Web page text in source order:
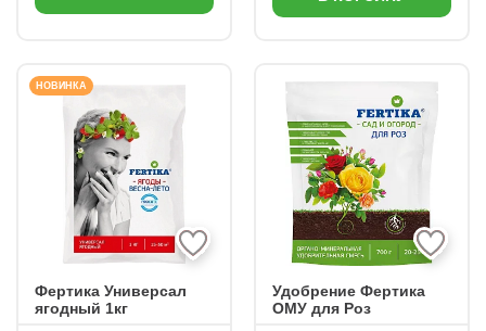
НОВИНКА
Фертика Универсал
ягодный 1кг
Удобрение Фертика
ОМУ для Роз